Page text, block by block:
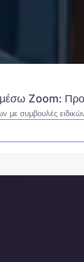
Zoom:
με συμβουλές